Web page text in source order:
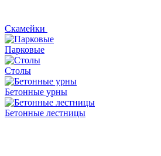
Скамейки
Парковые
Столы
Бетонные урны
Бетонные лестницы